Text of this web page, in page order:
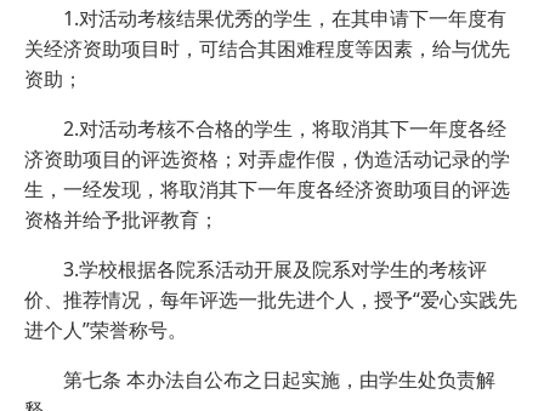
1.对活动考核结果优秀的学生，在其申请下一年度有
关经济资助项目时，可结合其困难程度等因素，给与优先
资助；
2.对活动考核不合格的学生，将取消其下一年度各经
济资助项目的评选资格；对弄虚作假，伪造活动记录的学
生，一经发现，将取消其下一年度各经济资助项目的评选
资格并给予批评教育；
3.学校根据各院系活动开展及院系对学生的考核评
价、推荐情况，每年评选一批先进个人，授予“爱心实践先
进个人”荣誉称号。
第七条 本办法自公布之日起实施，由学生处负责解